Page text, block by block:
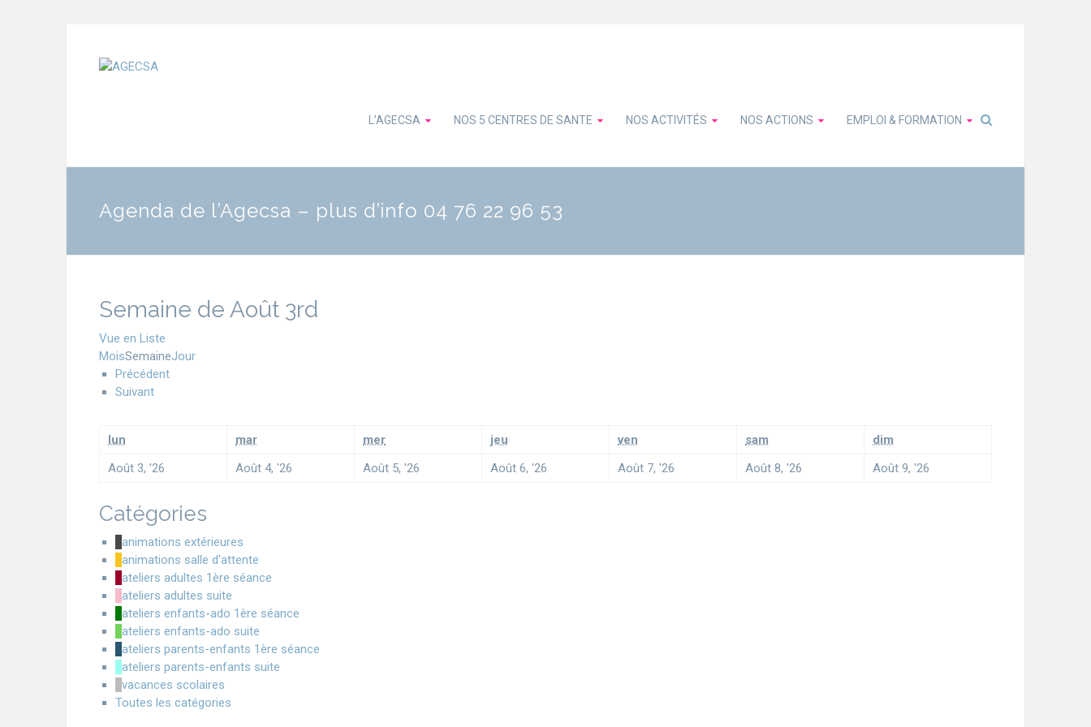
L’AGECSA NOS 5 CENTRES DE SANTE NOS ACTIVITÉS NOS ACTIONS EMPLOI & FORMATION
Agenda de l’Agecsa – plus d’info 04 76 22 96 53
Semaine de Août 3rd
Vue en Liste
MoisSemaineJour
Précédent
Suivant
lun mar mer jeu ven sam
dim
Août 3, '26
Août 4, '26 Août 5, '26 Août 6, '26 Août 7, '26 Août 8, '26 Août 9, '26
Catégories
animations extérieures
animations salle d'attente
ateliers adultes 1ère séance
ateliers adultes suite
ateliers enfants-ado 1ère séance
ateliers enfants-ado suite
ateliers parents-enfants 1ère séance
ateliers parents-enfants suite
vacances scolaires
Toutes les catégories